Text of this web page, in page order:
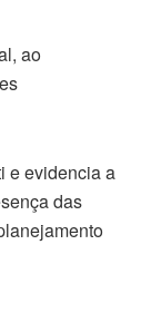
ao
e evidencia a
das